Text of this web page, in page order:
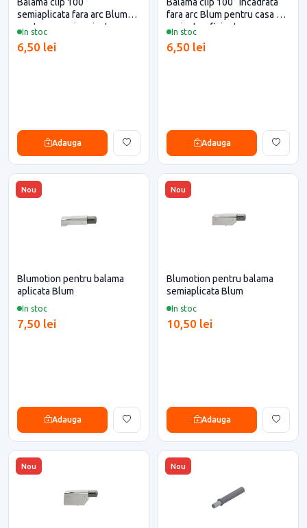
In stoc
semiaplicata fara arc Blum
pentru casa si proiecte
6,50 lei
Adauga
In stoc
fara arc Blum pentru casa si
proiecte eficiente
6,50 lei
Adauga
Nou
In stoc
Blumotion pentru balama
aplicata Blum
7,50 lei
Adauga
Nou
In stoc
Blumotion pentru balama
semiaplicata Blum
10,50 lei
Adauga
Nou Nou